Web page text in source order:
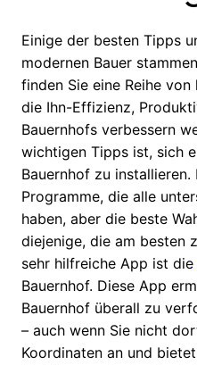
Einige der besten Tipps
modernen Bauer
finden Sie eine Reihe
die Ihn-Effizienz,
Bauernhofs verbessern
wichtigen Tipps ist, sich
Bauernhof zu
Programme, die alle
haben, aber die beste
diejenige, die am besten
sehr hilfreiche App ist die
Bauernhof. Diese App
Bauernhof überall zu
– auch wenn Sie nicht
Koordinaten an und